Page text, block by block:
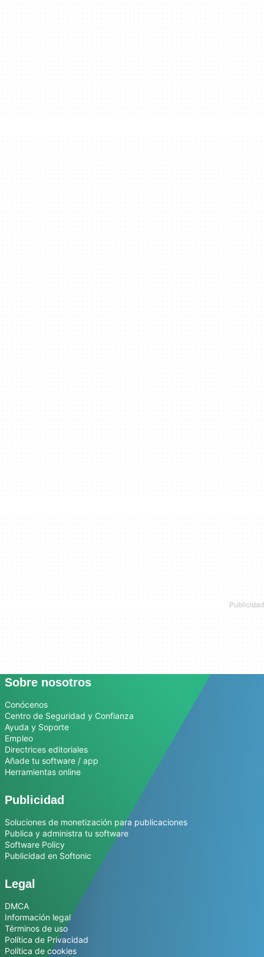
Sobre nosotros
Conócenos
Centro de Seguridad y Confianza
Ayuda y Soporte
Empleo
Directrices editoriales
Añade tu software / app
Herramientas online
Publicidad
Soluciones de monetización para publicaciones
Publica y administra tu software
Software Policy
Publicidad en Softonic
Legal
DMCA
Información legal
Términos de uso
Política de Privacidad
Política de cookies